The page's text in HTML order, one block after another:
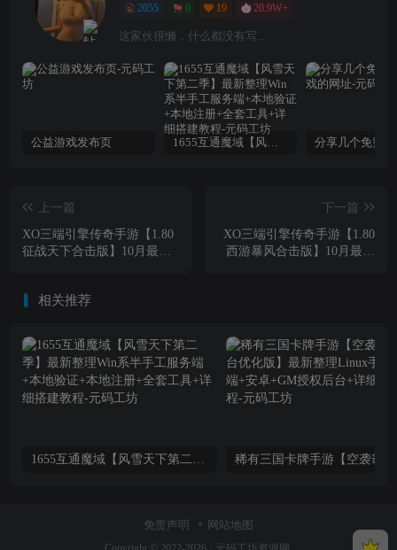
2055 0 19 20.9W+
这家伙很懒，什么都没有写...
公益游戏发布页
上一篇
XO三端引擎传奇手游【1.80
征战天下合击版】10月最新
下一篇
XO三端引擎传奇手游【1.80
西游暴风合击版】10月最新
相关推荐
免责声明 网站地图